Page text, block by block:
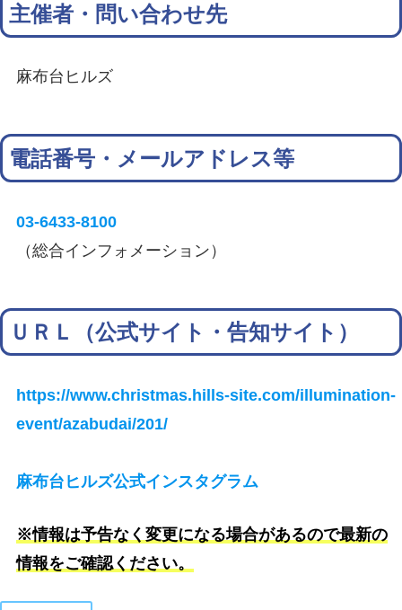
主催者・問い合わせ先
麻布台ヒルズ
電話番号・メールアドレス等
03-6433-8100
（総合インフォメーション）
ＵＲＬ（公式サイト・告知サイト）
https://www.christmas.hills-site.com/illumination-
event/azabudai/201/
麻布台ヒルズ公式インスタグラム
※情報は予告なく変更になる場合があるので最新の
情報をご確認ください。